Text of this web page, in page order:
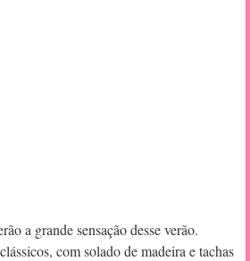
a grande sensação desse verão.
com solado de madeira e tachas